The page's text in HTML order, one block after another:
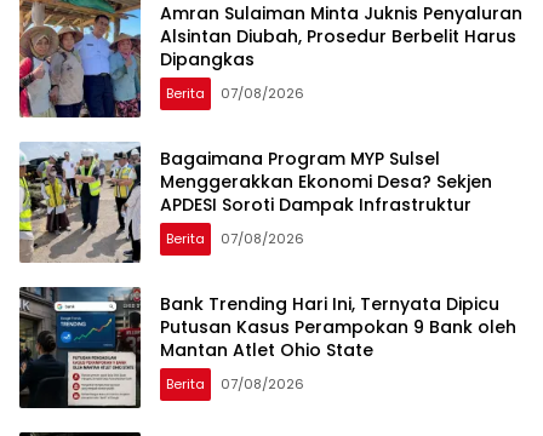
Amran Sulaiman Minta Juknis Penyaluran
Alsintan Diubah, Prosedur Berbelit Harus
Dipangkas
Berita 07/08/2026
Bagaimana Program MYP Sulsel
Menggerakkan Ekonomi Desa? Sekjen
APDESI Soroti Dampak Infrastruktur
Berita 07/08/2026
Bank Trending Hari Ini, Ternyata Dipicu
Putusan Kasus Perampokan 9 Bank oleh
Mantan Atlet Ohio State
Berita 07/08/2026